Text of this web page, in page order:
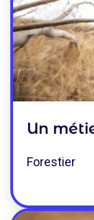
Un
Forestier